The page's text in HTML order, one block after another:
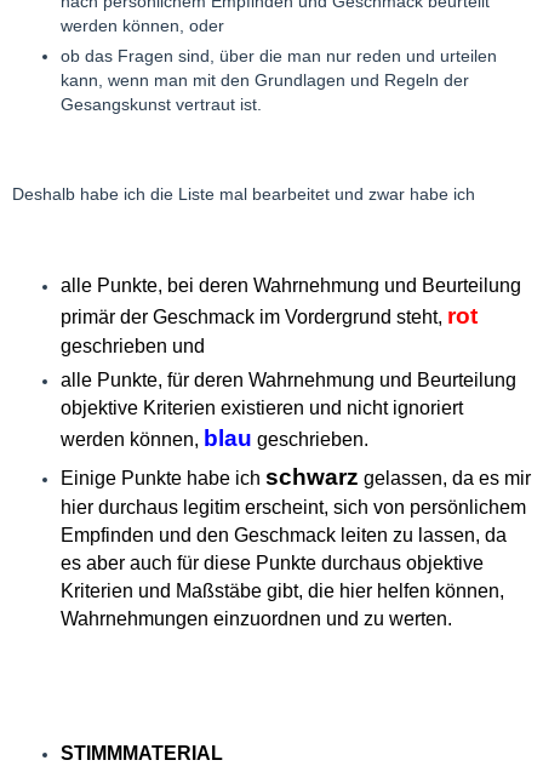
werden können, oder
ob das Fragen sind, über die man nur reden und urteilen
kann, wenn man mit den Grundlagen und Regeln der
Gesangskunst vertraut ist.
Deshalb habe ich die Liste mal bearbeitet und zwar habe ich
alle Punkte, bei deren Wahrnehmung und Beurteilung
primär der Geschmack im Vordergrund steht, rot
geschrieben und
alle Punkte, für deren Wahrnehmung und Beurteilung
objektive Kriterien existieren und nicht ignoriert
werden können, blau geschrieben.
Einige Punkte habe ich schwarz gelassen, da es mir
hier durchaus legitim erscheint, sich von persönlichem
Empfinden und den Geschmack leiten zu lassen, da
es aber auch für diese Punkte durchaus objektive
Kriterien und Maßstäbe gibt, die hier helfen können,
Wahrnehmungen einzuordnen und zu werten.
STIMMMATERIAL